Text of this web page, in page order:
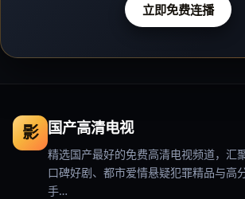
立即免费连播
影 国产高清电视
精选国产最好的免费高清电视频道，汇
口碑好剧、都市爱情悬疑犯罪精品与高
手…